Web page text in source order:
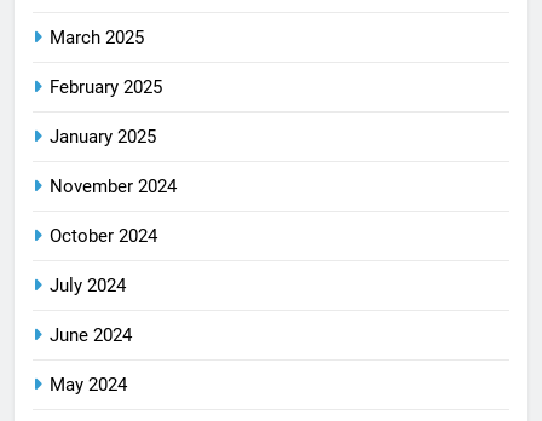
March 2025
February 2025
January 2025
November 2024
October 2024
July 2024
June 2024
May 2024